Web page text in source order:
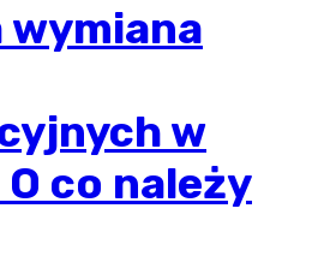
wymiana
w
co należy